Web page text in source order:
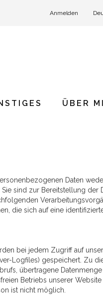
Anmelden
ÜBER
Daten
sind zur Bereitstellung der
die sich auf eine
bei jedem Zugriff auf
Logfiles) gespeichert. Zu
übertragene
Betriebs unserer
ist nicht möglich.